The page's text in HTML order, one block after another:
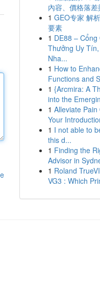
內容、價格落
1 GEO专家 解
要素
1 DE88 –
Thưởng Uy
Nha...
1 How to
Functions and
1 {Arcmira: A
into the
1 Alleviate Pain
Your
1 I not able to
this d...
1 Finding the
Advisor in
1 Roland
VG3 : Which